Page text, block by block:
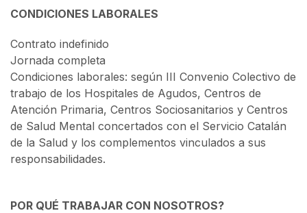
CONDICIONES LABORALES
Contrato indefinido
Jornada completa
Condiciones laborales: según III Convenio Colectivo de
trabajo de los Hospitales de Agudos, Centros de
Atención Primaria, Centros Sociosanitarios y Centros
de Salud Mental concertados con el Servicio Catalán
de la Salud y los complementos vinculados a sus
responsabilidades.
POR QUÉ TRABAJAR CON NOSOTROS?